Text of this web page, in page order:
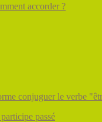
accorder ?
conjuguer le verbe
passé